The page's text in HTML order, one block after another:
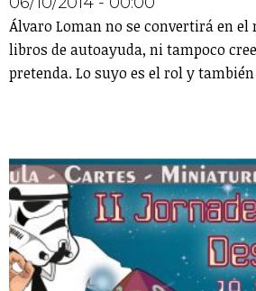
Álvaro Loman no se convertirá en el
libros de autoayuda, ni tampoco
pretenda. Lo suyo es el rol y